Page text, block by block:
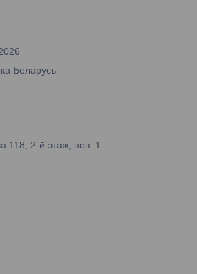
Беларусь
118, 2-й этаж, пов. 1